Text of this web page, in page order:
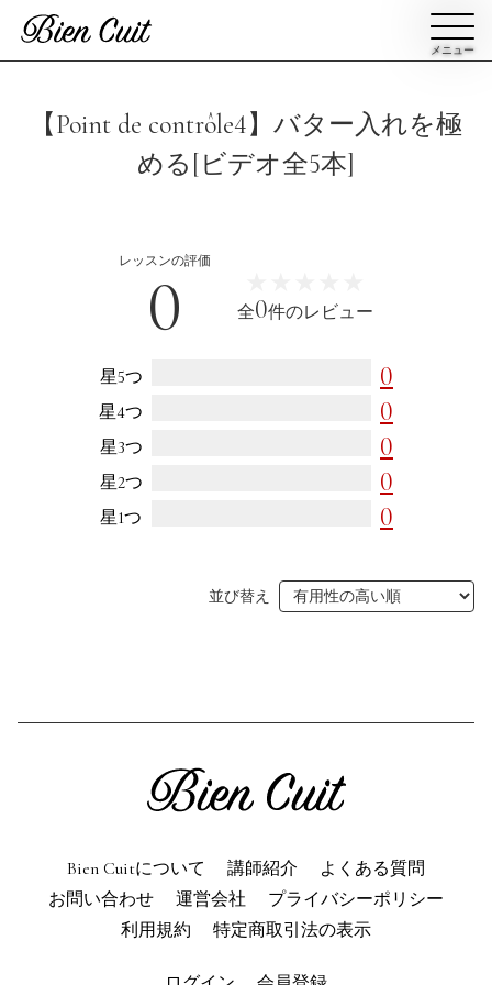
メニュー
ログイン
パン一覧
ビアンキュイカルテ
ショップ
Bien Cuitについて
講師紹介
利用規約
ビアンキュイライブ
修了証について
パン屋になった人達
パン辞典
よくある質問
トップページ
【Point de contrôle4】バター入れを極
める[ビデオ全5本]
レッスンの評価
0 全0件のレビュー
星5つ 0
星4つ 0
星3つ 0
星2つ 0
星1つ 0
並び替え
Bien Cuitについて 講師紹介
よくある質問
お問い合わせ
運営会社
プライバシーポリシー
利用規約
特定商取引法の表示